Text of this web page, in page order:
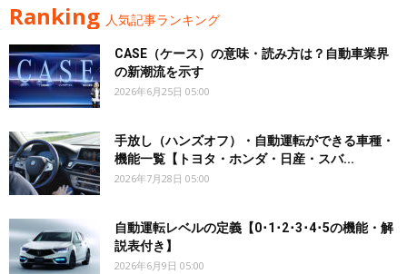
Ranking 人気記事ランキング
CASE（ケース）の意味・読み方は？自動車業界
の新潮流を示す
2026年6月25日 05:00
手放し（ハンズオフ）・自動運転ができる車種・
機能一覧【トヨタ・ホンダ・日産・スバ...
2026年7月28日 05:00
自動運転レベルの定義【0･1･2･3･4･5の機能・解
説表付き】
2026年6月9日 05:00